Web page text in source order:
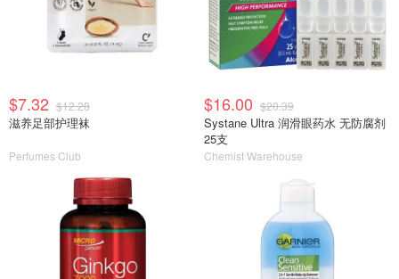
$7.32 $12.28
滋养足部护理袜
Perfumes Club
$16.00 $20.39
Systane Ultra 润滑眼药水 无防腐剂
25支
Chemist Warehouse